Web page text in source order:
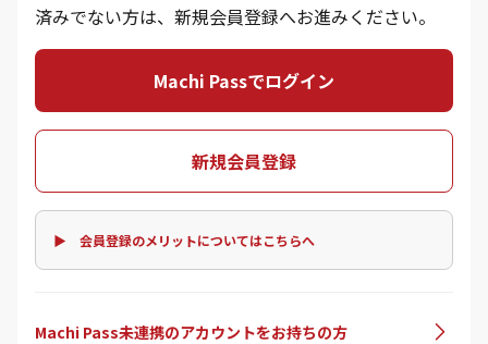
済みでない方は、新規会員登録へお進みください。
Machi Passでログイン
新規会員登録
▶ 会員登録のメリットについてはこちらへ
Machi Pass未連携のアカウントをお持ちの方